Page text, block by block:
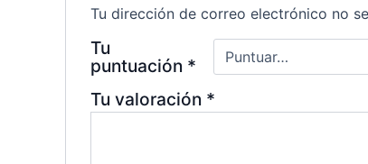
Tu dirección de correo electrónico no
Tu
puntuación *
Tu valoración *